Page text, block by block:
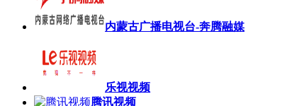
内蒙古广播电视台-奔腾融媒
乐视视频
腾讯视频